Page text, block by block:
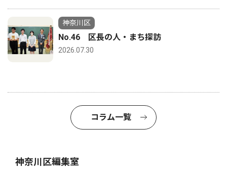
神奈川区
No.46 区長の人・まち探訪
2026.07.30
コラム一覧
神奈川区編集室